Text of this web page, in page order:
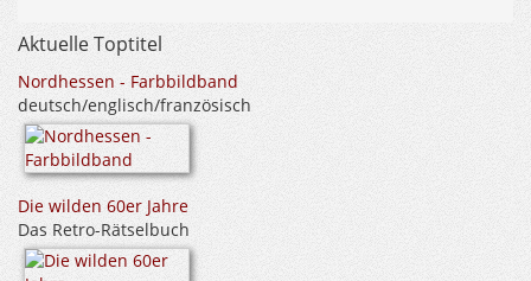
Aktuelle Toptitel
Nordhessen - Farbbildband
deutsch/englisch/französisch
Die wilden 60er Jahre
Das Retro-Rätselbuch